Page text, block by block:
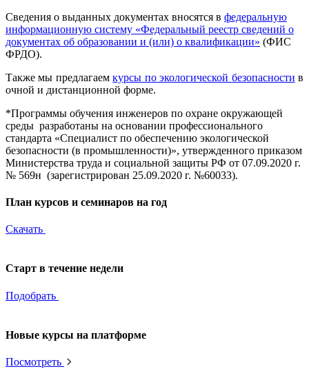
Сведения о выданных документах вносятся в федеральную
информационную систему «Федеральный реестр сведений о
документах об образовании и (или) о квалификации» (ФИС
ФРДО).
Также мы предлагаемкурсы по экологической безопасности в
очной и дистанционной форме.
*Программы обучения инженеров по охране окружающей
среды разработаны на основании профессионального
стандарта «Специалист по обеспечению экологической
безопасности (в промышленности)», утвержденного приказом
Министерства труда и социальной защиты РФ от 07.09.2020 г.
№ 569н (зарегистрирован 25.09.2020 г. №60033).
План курсов и семинаров на год
Скачать
Старт в течение недели
Подобрать
Новые курсы на платформе
Посмотреть